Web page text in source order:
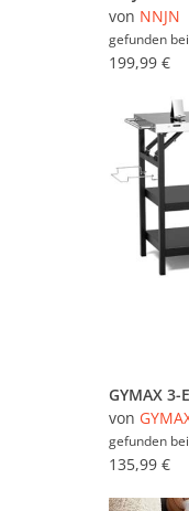
von NNJN
gefunden bei
199,99 €
von
gefunden bei
135,99 €